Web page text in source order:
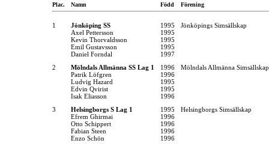
Plac. Namn Född Förening
1 Jönköping SS 1995
Jönköpings Simsällskap
Axel Pettersson
1995
Kevin Thorvaldsson
1995
Emil Gustavsson
1995
Daniel Forndal
1997
2
Mölndals Allmänna SS Lag 1 1996
Mölndals Allmänna Simsällskap
Patrik Löfgren
1996
Ludvig Hazard
1995
Edvin Qvirist
1995
Isak Eliasson
1996
3
Helsingborgs S Lag 1 1995
Helsingborgs Simsällskap
Efrem Ghirmai
1996
Otto Schippert
1996
Fabian Steen
1996
Enzo Schön
1996